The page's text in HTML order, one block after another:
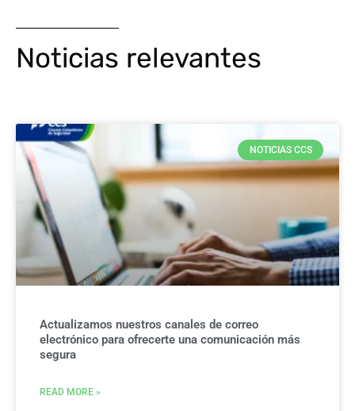
Noticias relevantes
NOTICIAS CCS
Actualizamos nuestros canales de correo
electrónico para ofrecerte una comunicación más
segura
READ MORE »